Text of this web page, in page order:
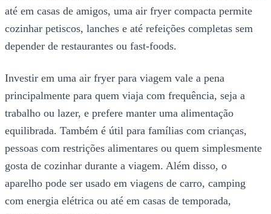
até em casas de amigos, uma air fryer compacta permite
cozinhar petiscos, lanches e até refeições completas sem
depender de restaurantes ou fast-foods.
Investir em uma air fryer para viagem vale a pena
principalmente para quem viaja com frequência, seja a
trabalho ou lazer, e prefere manter uma alimentação
equilibrada. Também é útil para famílias com crianças,
pessoas com restrições alimentares ou quem simplesmente
gosta de cozinhar durante a viagem. Além disso, o
aparelho pode ser usado em viagens de carro, camping
com energia elétrica ou até em casas de temporada,